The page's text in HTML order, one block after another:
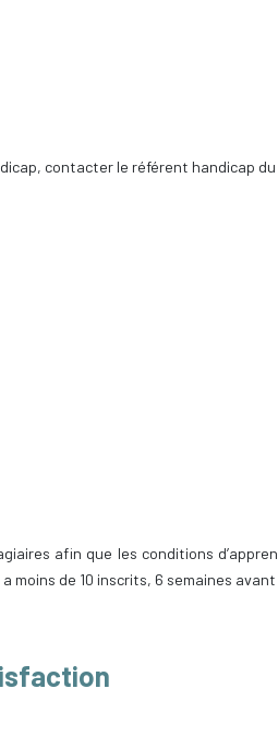
contacter le référent handicap du
afin que les conditions
a moins de 10 inscrits, 6 semaines